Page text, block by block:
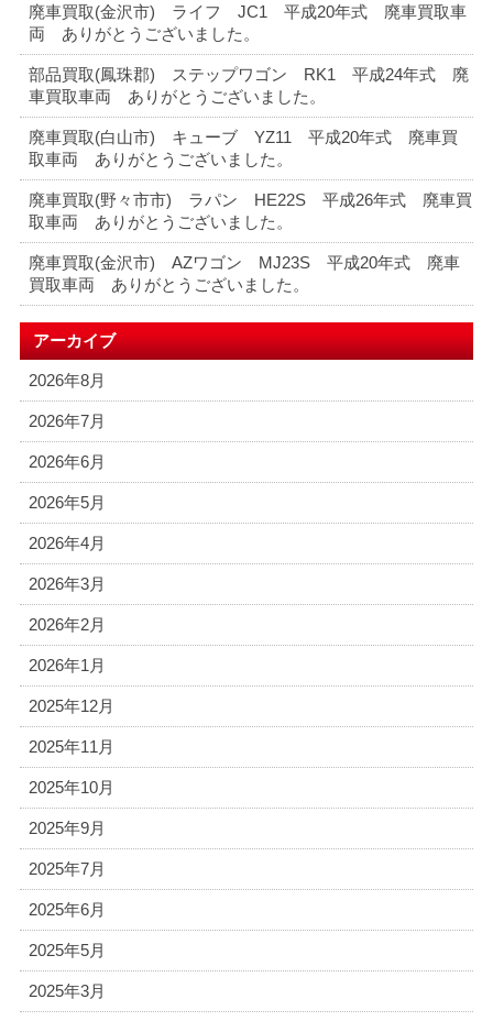
廃車買取(金沢市) ライフ JC1 平成20年式 廃車買取車
両 ありがとうございました。
部品買取(鳳珠郡) ステップワゴン RK1 平成24年式 廃
車買取車両 ありがとうございました。
廃車買取(白山市) キューブ YZ11 平成20年式 廃車買
取車両 ありがとうございました。
廃車買取(野々市市) ラパン HE22S 平成26年式 廃車買
取車両 ありがとうございました。
廃車買取(金沢市) AZワゴン MJ23S 平成20年式 廃車
買取車両 ありがとうございました。
アーカイブ
2026年8月
2026年7月
2026年6月
2026年5月
2026年4月
2026年3月
2026年2月
2026年1月
2025年12月
2025年11月
2025年10月
2025年9月
2025年7月
2025年6月
2025年5月
2025年3月